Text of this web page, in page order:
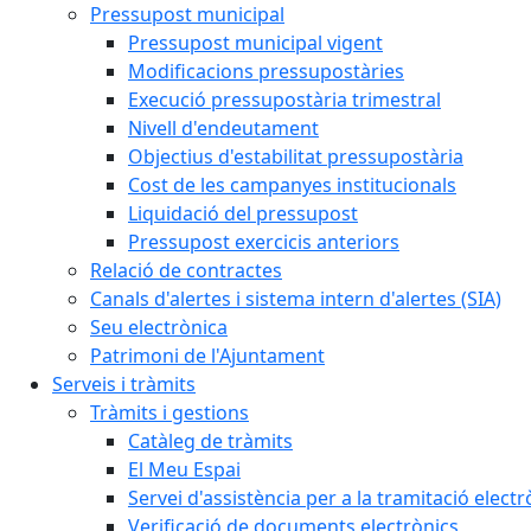
Pressupost municipal
Pressupost municipal vigent
Modificacions pressupostàries
Execució pressupostària trimestral
Nivell d'endeutament
Objectius d'estabilitat pressupostària
Cost de les campanyes institucionals
Liquidació del pressupost
Pressupost exercicis anteriors
Relació de contractes
Canals d'alertes i sistema intern d'alertes (SIA)
Seu electrònica
Patrimoni de l'Ajuntament
Serveis i tràmits
Tràmits i gestions
Catàleg de tràmits
El Meu Espai
Servei d'assistència per a la tramitació